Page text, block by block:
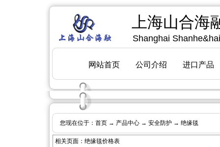
您现在位于： 首页→ 产品中心→ 安全防护→ 绝缘毯
[上海山合
相关页面： 绝缘毯价格表